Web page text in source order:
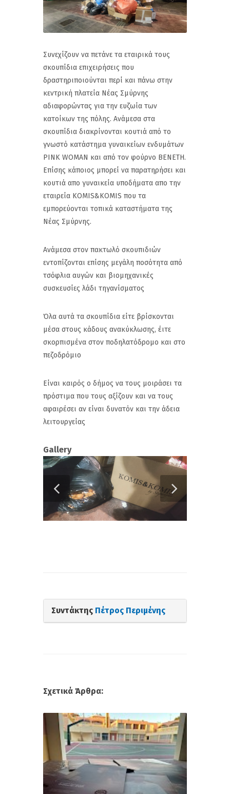
Συνεχίζουν να πετάνε τα εταιρικά τους
σκουπίδια επιχειρήσεις που
δραστηριποιούνται περί και πάνω στην
κεντρική πλατεία Νέας Σμύρνης
αδιαφορώντας για την ευζωία των
κατοίκων της πόλης. Ανάμεσα στα
σκουπίδια διακρίνονται κουτιά από το
γνωστό κατάστημα γυναικείων ενδυμάτων
PINK WOMAN και από τον φούρνο ΒΕΝΕΤΗ.
Επίσης κάποιος μπορεί να παρατηρήσει και
κουτιά απο γυναικεία υποδήματα απο την
εταιρεία KOMIS&KOMIS που τα
εμπορεύονται τοπικά καταστήματα της
Νέας Σμύρνης.
Ανάμεσα στον πακτωλό σκουπιδιών
εντοπίζονται επίσης μεγάλη ποσότητα από
τσόφλια αυγών και βιομηχανικές
συσκευσίες λάδι τηγανίσματος
Όλα αυτά τα σκουπίδια είτε βρίσκονται
μέσα στους κάδους ανακύκλωσης, έιτε
σκορπισμένα στον ποδηλατόδρομο και στο
πεζοδρόμιο
Είναι καιρός ο δήμος να τους μοιράσει τα
πρόστιμα που τους αξίζουν και να τους
αφαιρέσει αν είναι δυνατόν και την άδεια
λειτουργείας
Gallery
Συντάκτης Πέτρος Περιμένης
Σχετικά Άρθρα: